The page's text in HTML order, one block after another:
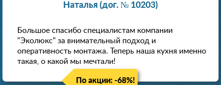
Наталья (дог. № 10203)
Большое спасибо специалистам компании
"Эколюкс" за внимательный подход и
оперативность монтажа. Теперь наша кухня именно
такая, о какой мы мечтали!
По акции: -68%!